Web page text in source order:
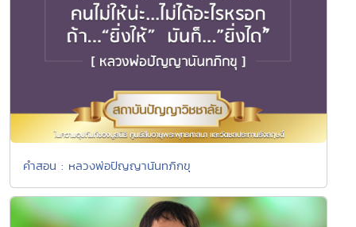
คำสอน : หลวงพ่อปัญญานันทภิกขุ